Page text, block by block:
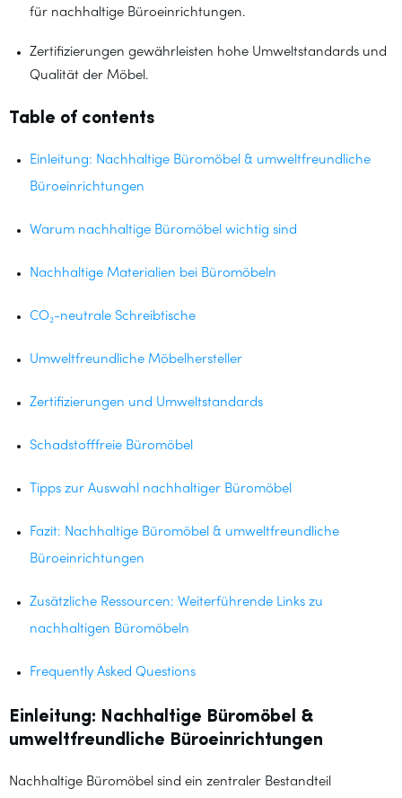
für nachhaltige Büroeinrichtungen.
Zertifizierungen gewährleisten hohe Umweltstandards und
Qualität der Möbel.
Table of contents
Einleitung: Nachhaltige Büromöbel & umweltfreundliche
Büroeinrichtungen
Warum nachhaltige Büromöbel wichtig sind
Nachhaltige Materialien bei Büromöbeln
CO₂-neutrale Schreibtische
Umweltfreundliche Möbelhersteller
Zertifizierungen und Umweltstandards
Schadstofffreie Büromöbel
Tipps zur Auswahl nachhaltiger Büromöbel
Fazit: Nachhaltige Büromöbel & umweltfreundliche
Büroeinrichtungen
Zusätzliche Ressourcen: Weiterführende Links zu
nachhaltigen Büromöbeln
Frequently Asked Questions
Einleitung: Nachhaltige Büromöbel &
umweltfreundliche Büroeinrichtungen
Nachhaltige Büromöbel sind ein zentraler Bestandteil